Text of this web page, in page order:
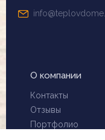
О компании
Контакты
Отзывы
Портфолио